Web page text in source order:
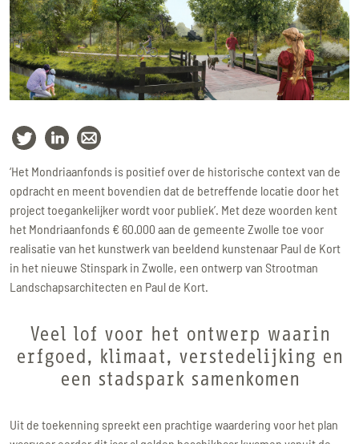
‘Het Mondriaanfonds is positief over de historische context van de
opdracht en meent bovendien dat de betreffende locatie door het
project toegankelijker wordt voor publiek’. Met deze woorden kent
het Mondriaanfonds € 60.000 aan de gemeente Zwolle toe voor
realisatie van het kunstwerk van beeldend kunstenaar Paul de Kort
in het nieuwe Stinspark in Zwolle, een ontwerp van Strootman
Landschapsarchitecten en Paul de Kort.
Veel lof voor het ontwerp waarin
erfgoed, klimaat, verstedelijking en
een stadspark samenkomen
Uit de toekenning spreekt een prachtige waardering voor het plan